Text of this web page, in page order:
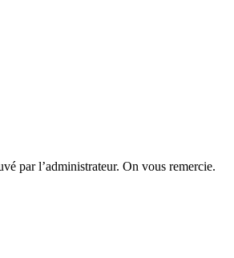
par l’administrateur. On vous remercie.